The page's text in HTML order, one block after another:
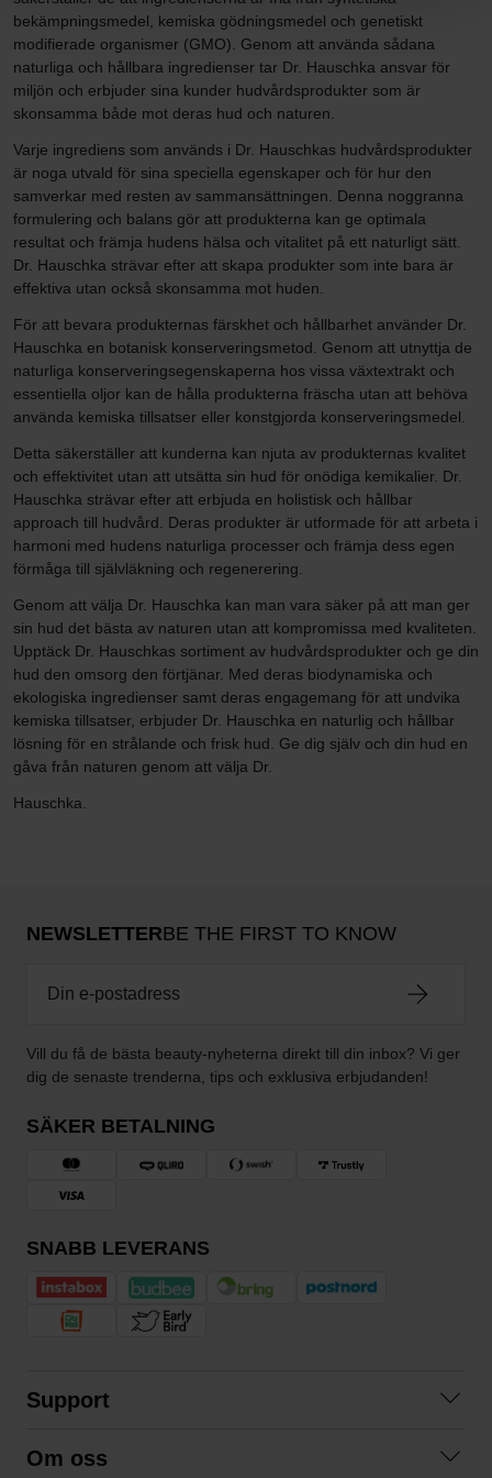
bekämpningsmedel, kemiska gödningsmedel och genetiskt
modifierade organismer (GMO). Genom att använda sådana
naturliga och hållbara ingredienser tar Dr. Hauschka ansvar för
miljön och erbjuder sina kunder hudvårdsprodukter som är
skonsamma både mot deras hud och naturen.
Varje ingrediens som används i Dr. Hauschkas hudvårdsprodukter
är noga utvald för sina speciella egenskaper och för hur den
samverkar med resten av sammansättningen. Denna noggranna
formulering och balans gör att produkterna kan ge optimala
resultat och främja hudens hälsa och vitalitet på ett naturligt sätt.
Dr. Hauschka strävar efter att skapa produkter som inte bara är
effektiva utan också skonsamma mot huden.
För att bevara produkternas färskhet och hållbarhet använder Dr.
Hauschka en botanisk konserveringsmetod. Genom att utnyttja de
naturliga konserveringsegenskaperna hos vissa växtextrakt och
essentiella oljor kan de hålla produkterna fräscha utan att behöva
använda kemiska tillsatser eller konstgjorda konserveringsmedel.
Detta säkerställer att kunderna kan njuta av produkternas kvalitet
och effektivitet utan att utsätta sin hud för onödiga kemikalier. Dr.
Hauschka strävar efter att erbjuda en holistisk och hållbar
approach till hudvård. Deras produkter är utformade för att arbeta i
harmoni med hudens naturliga processer och främja dess egen
förmåga till självläkning och regenerering.
Genom att välja Dr. Hauschka kan man vara säker på att man ger
sin hud det bästa av naturen utan att kompromissa med kvaliteten.
Upptäck Dr. Hauschkas sortiment av hudvårdsprodukter och ge din
hud den omsorg den förtjänar. Med deras biodynamiska och
ekologiska ingredienser samt deras engagemang för att undvika
kemiska tillsatser, erbjuder Dr. Hauschka en naturlig och hållbar
lösning för en strålande och frisk hud. Ge dig själv och din hud en
gåva från naturen genom att välja Dr.
Hauschka.
NEWSLETTERBE THE FIRST TO KNOW
Vill du få de bästa beauty-nyheterna direkt till din inbox? Vi ger
dig de senaste trenderna, tips och exklusiva erbjudanden!
SÄKER BETALNING
SNABB LEVERANS
Support
Om oss